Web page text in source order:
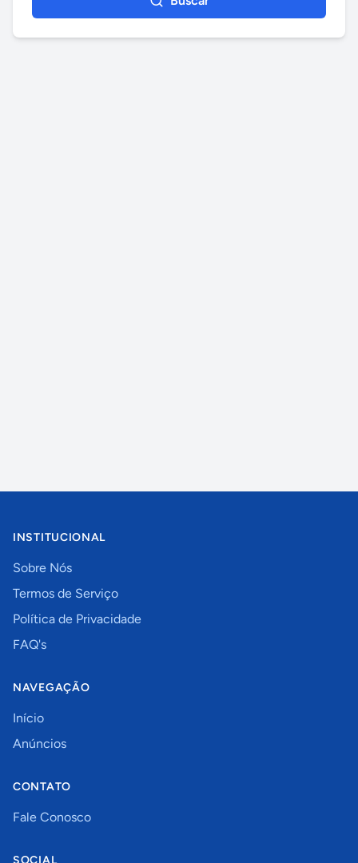
INSTITUCIONAL
Sobre Nós
Termos de Serviço
Política de Privacidade
FAQ's
NAVEGAÇÃO
Início
Anúncios
CONTATO
Fale Conosco
SOCIAL